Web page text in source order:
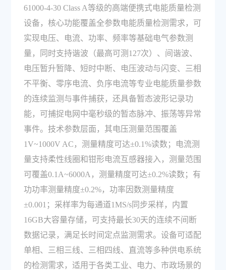
61000-4-30 Class A等级的高端便携式电能质量检测
设备，核心功能覆盖全参数电能质量检测需求，可
实现电压、电流、功率、频率等基础电气参数测
量，同时支持谐波（最高可测127次）、间谐波、
电压暂升暂降、短时中断、电压波动与闪变、三相
不平衡、零序电流、负序电流等专业电能质量参数
的连续监测与事件捕获，还具备暂态波形记录功
能，可捕捉电网中毫秒级的暂态脉冲、振荡等异常
事件。技术参数层面，其电压测量范围覆盖
1V~1000V AC，测量精度可达±0.1%读数；电流测
量支持柔性线圈和钳形电流互感器接入，测量范围
可覆盖0.1A~6000A，测量精度可达±0.2%读数；有
功功率测量精度±0.2%，功率因数测量精度
±0.001；采样率为每通道1MS/s同步采样，内置
16GB大容量存储，可支持最长30天的连续不间断
数据记录，满足长时间定点监测需求。设备可适配
单相、三相三线、三相四线、直流等多种供电系统
的检测需求，适用于各类工业、电力、市政场景的